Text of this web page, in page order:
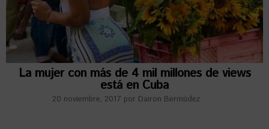
La mujer con más de 4 mil millones de views
está en Cuba
20 noviembre, 2017 por Dairon Bermúdez